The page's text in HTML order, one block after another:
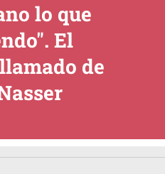
lo que
El
de